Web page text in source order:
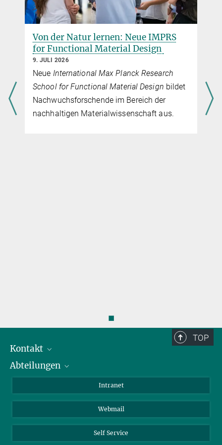
Von der Natur lernen: Neue IMPRS
for Functional Material Design
9. JULI 2026
Neue International Max Planck Research
School for Functional Material Design bildet
Nachwuchsforschende im Bereich der
nachhaltigen Materialwissenschaft aus.
◼
TOP
Kontakt
Mitarbeiterverzeichnis
Abteilungen
Biomolekulare Systeme
Kolloidchemie
Nachhaltige und Bio-inspirierte Materialien
Intranet
Webmail
Self Service